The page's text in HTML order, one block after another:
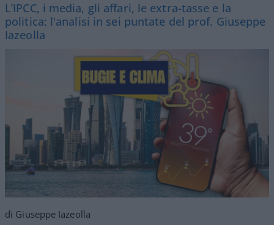
L’IPCC, i media, gli affari, le extra-tasse e la
politica: l'analisi in sei puntate del prof. Giuseppe
Iazeolla
di Giuseppe Iazeolla